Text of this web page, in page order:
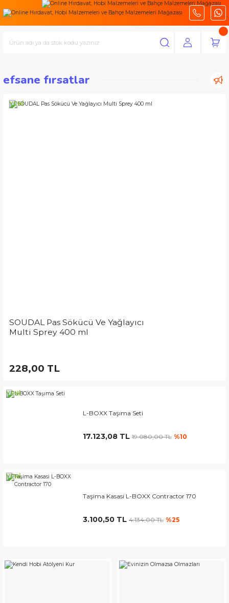
efsane fırsatlar
YENİ
SOUDAL Pas Sökücü Ve Yağlayıcı
Multi Sprey 400 ml
228,00 TL
YENİ
L-BOXX Taşıma Seti
17.123,08 TL 19.080,00 TL %10
YENİ
Taşima Kasasi L-BOXX Contractor 170
3.100,50 TL 4.134,00 TL %25